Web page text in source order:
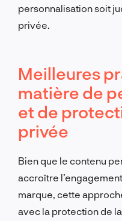
personnalisation soit
privée.
Meilleures
matière de
et de
privée
Bien que le contenu
accroître
marque, cette
avec la protection de